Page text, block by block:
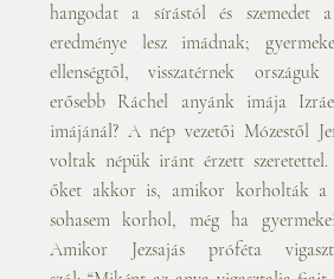
hangodat a sírástól és szemedet
eredménye lesz imádnak;
ellenségtől, visszatérnek
erősebb Ráchel anyánk imája
imájánál? A nép vezetői Mózestől
voltak népük iránt érzett szeretettel.
őket akkor is, amikor korholták a
sohasem korhol, még ha
Amikor Jezsajás próféta